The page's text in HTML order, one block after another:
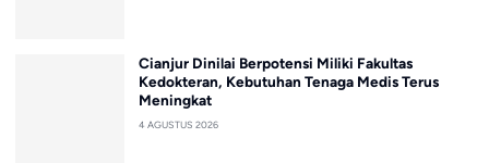
Cianjur Dinilai Berpotensi Miliki Fakultas
Kedokteran, Kebutuhan Tenaga Medis Terus
Meningkat
4 AGUSTUS 2026